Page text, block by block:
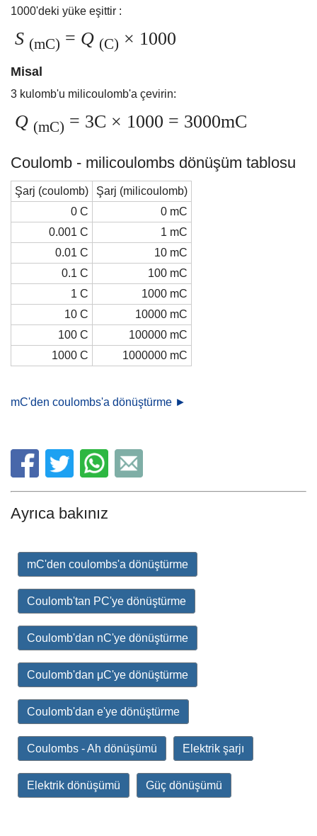
1000'deki yüke eşittir :
S (mC) = Q (C) × 1000
Misal
3 kulomb'u milicoulomb'a çevirin:
Q (mC) = 3C × 1000 = 3000mC
Coulomb - milicoulombs dönüşüm tablosu
Şarj (coulomb)
Şarj (milicoulomb)
0 C
0 mC
0.001 C
1 mC
0.01 C
10 mC
0.1 C
100 mC
1 C
1000 mC
10 C
10000 mC
100 C
100000 mC
1000 C
1000000 mC
mC'den coulombs'a dönüştürme ►
Ayrıca bakınız
mC'den coulombs'a dönüştürme
Coulomb'tan PC'ye dönüştürme
Coulomb'dan nC'ye dönüştürme
Coulomb'dan μC'ye dönüştürme
Coulomb'dan e'ye dönüştürme
Coulombs - Ah dönüşümü Elektrik şarjı
Elektrik dönüşümü Güç dönüşümü